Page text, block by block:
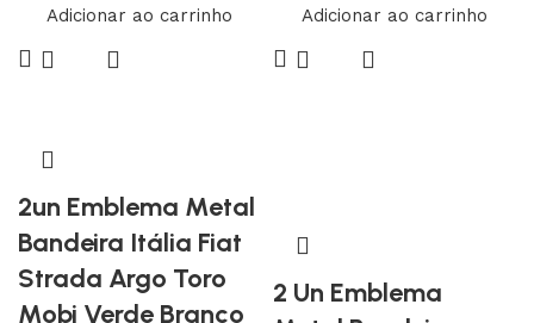
Adicionar ao carrinho
Adicionar ao carrinho
2un Emblema Metal
Bandeira Itália Fiat
Strada Argo Toro
Mobi Verde Branco
2 Un Emblema